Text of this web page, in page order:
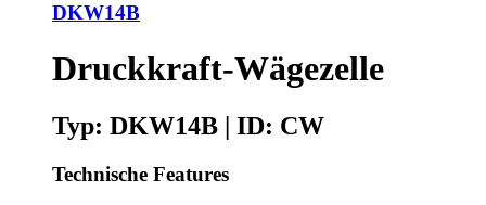
DKW14B
Druckkraft-Wägezelle
Typ: DKW14B | ID: CW
Technische Features